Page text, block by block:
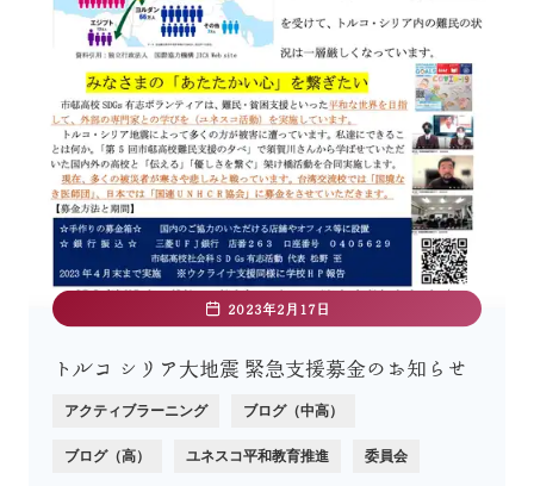
2023年2月17日
トルコ シリア大地震 緊急支援募金のお知らせ
アクティブラーニング ブログ（中高）
ブログ（高） ユネスコ平和教育推進 委員会